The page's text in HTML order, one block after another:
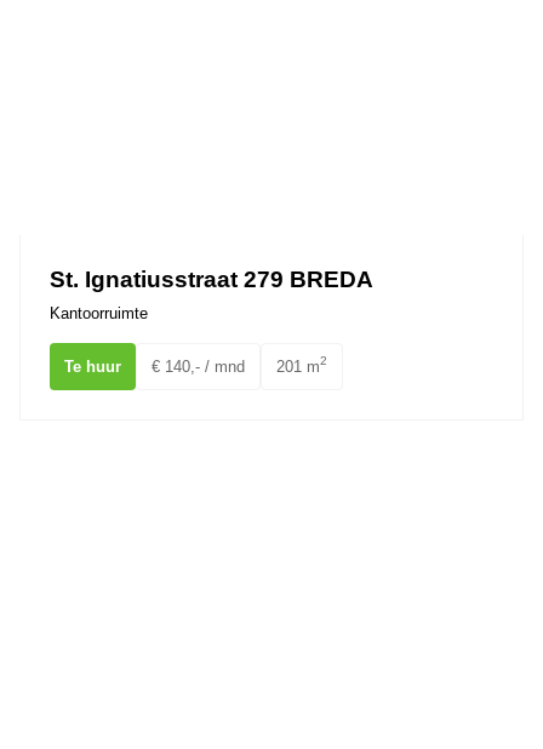
St. Ignatiusstraat 279 BREDA
Kantoorruimte
Te huur € 140,- / mnd 201 m2